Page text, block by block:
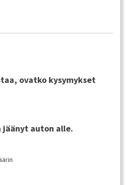
ovatko kysymykset
auton alle.